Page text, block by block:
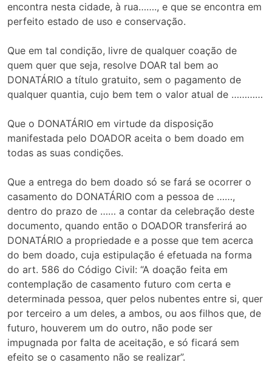
encontra nesta cidade, à rua……., e que se encontra em
perfeito estado de uso e conservação.
Que em tal condição, livre de qualquer coação de
quem quer que seja, resolve DOAR tal bem ao
DONATÁRIO a título gratuito, sem o pagamento de
qualquer quantia, cujo bem tem o valor atual de …………
Que o DONATÁRIO em virtude da disposição
manifestada pelo DOADOR aceita o bem doado em
todas as suas condições.
Que a entrega do bem doado só se fará se ocorrer o
casamento do DONATÁRIO com a pessoa de ……,
dentro do prazo de …… a contar da celebração deste
documento, quando então o DOADOR transferirá ao
DONATÁRIO a propriedade e a posse que tem acerca
do bem doado, cuja estipulação é efetuada na forma
do art. 586 do Código Civil: “A doação feita em
contemplação de casamento futuro com certa e
determinada pessoa, quer pelos nubentes entre si, quer
por terceiro a um deles, a ambos, ou aos filhos que, de
futuro, houverem um do outro, não pode ser
impugnada por falta de aceitação, e só ficará sem
efeito se o casamento não se realizar”.